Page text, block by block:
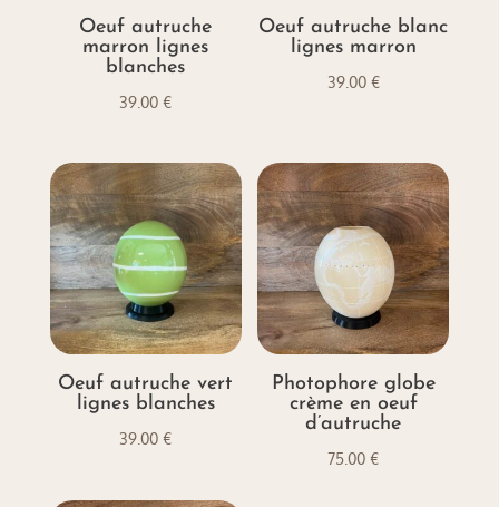
Oeuf autruche
marron lignes
blanches
39.00€
Oeuf autruche blanc
lignes marron
39.00 €
Oeuf autruche vert
lignes blanches
39.00€
Photophore globe
crème en oeuf
d’autruche
75.00€